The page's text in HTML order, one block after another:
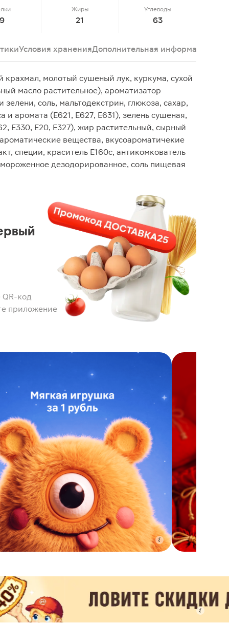
Жиры
21
Углеводы
63
Условия храненияДополнительная информация
молотый сушеный лук, куркума, сухой
масло растительное), ароматизатор
соль, мальтодекстрин, глюкоза, сахар,
и аромата (Е621, Е627, E631), зелень сушеная,
Е330, Е20, Е327), жир растительный, сырный
вещества, вкусоароматичекие
специи, краситель Е160с, антикомкователь
дезодорированное, соль пищевая
код
приложение